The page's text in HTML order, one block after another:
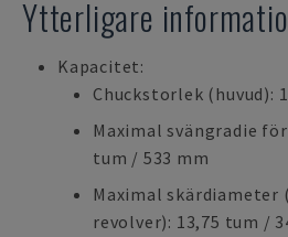
Ytterligare
Kapacitet:
Chuckstorlek (huvud):
Maximal svängradie
tum / 533 mm
Maximal skärdiameter
revolver): 13,75 tum /